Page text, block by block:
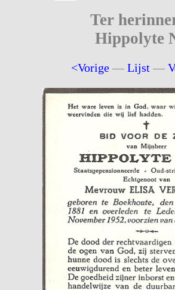
Ter
Hippolyte
<Vorige —Lijst —